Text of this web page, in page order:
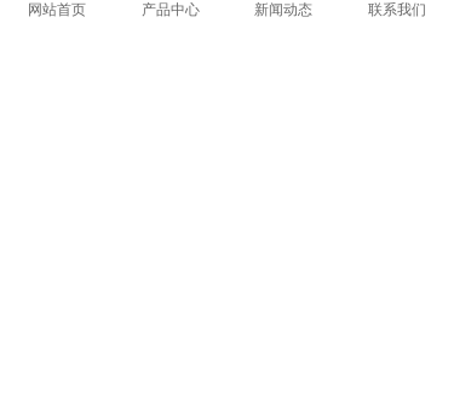
网站首页 产品中心 新闻动态 联系我们